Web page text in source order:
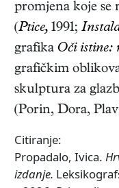
promjena koje
(Ptice, 1991;
grafika Oči istine:
grafičkim
skulptura za
(Porin, Dora,
Citiranje:
Propadalo, Ivica.
izdanje.